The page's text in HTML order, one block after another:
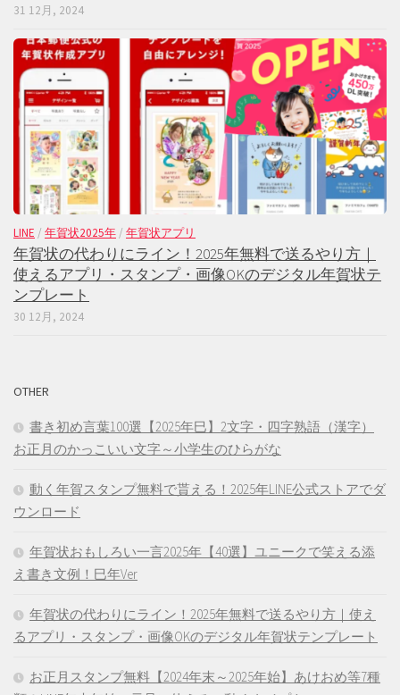
31 12月, 2024
LINE / 年賀状2025年 / 年賀状アプリ
年賀状の代わりにライン！2025年無料で送るやり方｜
使えるアプリ・スタンプ・画像OKのデジタル年賀状テ
ンプレート
30 12月, 2024
OTHER
書き初め言葉100選【2025年巳】2文字・四字熟語（漢字）
お正月のかっこいい文字～小学生のひらがな
動く年賀スタンプ無料で貰える！2025年LINE公式ストアでダ
ウンロード
年賀状おもしろい一言2025年【40選】ユニークで笑える添
え書き文例！巳年Ver
年賀状の代わりにライン！2025年無料で送るやり方｜使え
るアプリ・スタンプ・画像OKのデジタル年賀状テンプレート
お正月スタンプ無料【2024年末～2025年始】あけおめ等7種